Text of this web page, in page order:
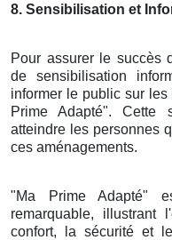
8. Sensibilisation et
Pour assurer le succès
de sensibilisation
informer le public sur
Prime Adapté". Cette
atteindre les personnes
ces aménagements.
"Ma Prime Adapté"
remarquable, illustrant
confort, la sécurité et